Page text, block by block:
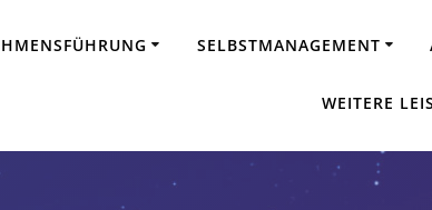
SELBSTMANAGEMENT
WEITERE